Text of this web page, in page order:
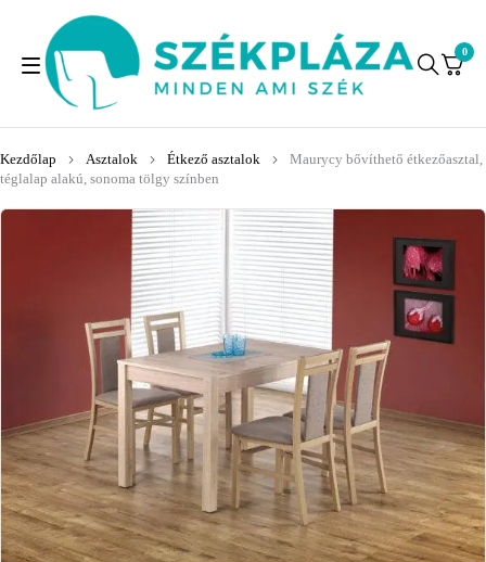
0
Kezdőlap Asztalok Étkező asztalok
Maurycy bővíthető étkezőasztal,
téglalap alakú, sonoma tölgy színben